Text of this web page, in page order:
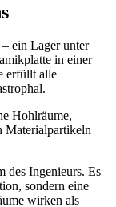
ein Lager unter
in einer
erfüllt alle
Hohlräume,
Materialpartikeln
des Ingenieurs. Es
sondern eine
wirken als